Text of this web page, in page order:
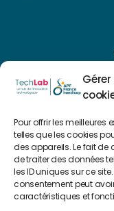
Pour offrir les meilleures
telles que les cookies
des appareils. Le fait
de traiter des données
les ID uniques sur ce
consentement peut
caractéristiques et